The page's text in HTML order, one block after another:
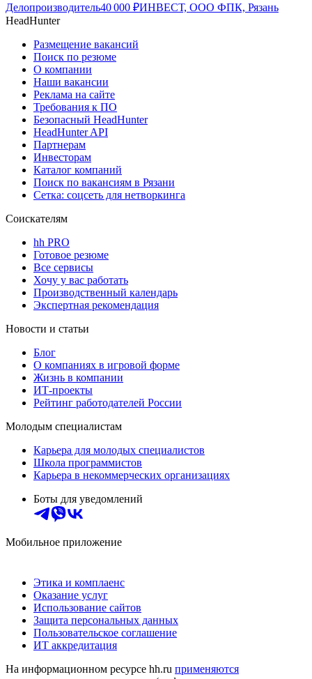
Делопроизводитель40 000 ₽ИНВЕСТ, ООО ФПК, Рязань
HeadHunter
Размещение вакансий
Поиск по резюме
О компании
Наши вакансии
Реклама на сайте
Требования к ПО
Безопасный HeadHunter
HeadHunter API
Партнерам
Инвесторам
Каталог компаний
Поиск по вакансиям в Рязани
Сетка: соцсеть для нетворкинга
Соискателям
hh PRO
Готовое резюме
Все сервисы
Хочу у вас работать
Производственный календарь
Экспертная рекомендация
Новости и статьи
Блог
О компаниях в игровой форме
Жизнь в компании
ИТ-проекты
Рейтинг работодателей России
Молодым специалистам
Карьера для молодых специалистов
Школа программистов
Карьера в некоммерческих организациях
Боты для уведомлений
Мобильное приложение
Этика и комплаенс
Оказание услуг
Использование сайтов
Защита персональных данных
Пользовательское соглашение
ИТ аккредитация
На информационном ресурсе hh.ru применяются